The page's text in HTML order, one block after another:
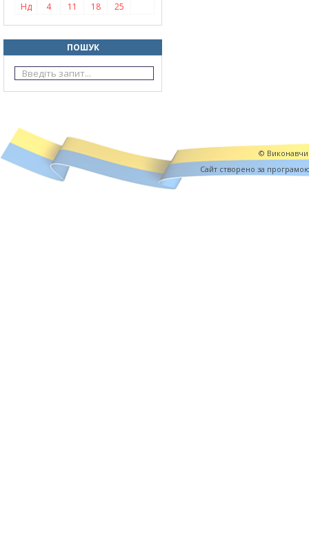
Нд 4 11 18 25
ПОШУК
©
Cайт створено за